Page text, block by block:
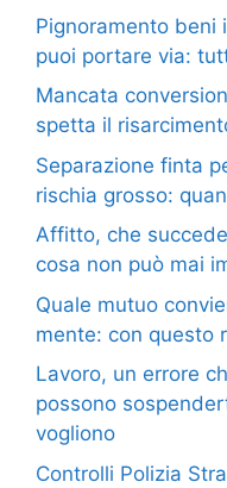
Pignoramento beni
puoi portare via:
Mancata
spetta il
Separazione finta
rischia grosso:
Affitto, che
cosa non può mai
Quale mutuo
mente: con questo
Lavoro, un errore
possono
vogliono
Controlli Polizia